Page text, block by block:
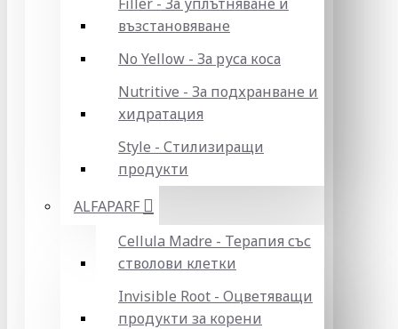
възстановяване
No Yellow - За руса коса
Nutritive - За подхранване и
хидратация
Style - Стилизиращи
продукти
ALFAPARF
Cellula Madre - Терапия със
стволови клетки
Invisible Root - Оцветяващи
продукти за корени